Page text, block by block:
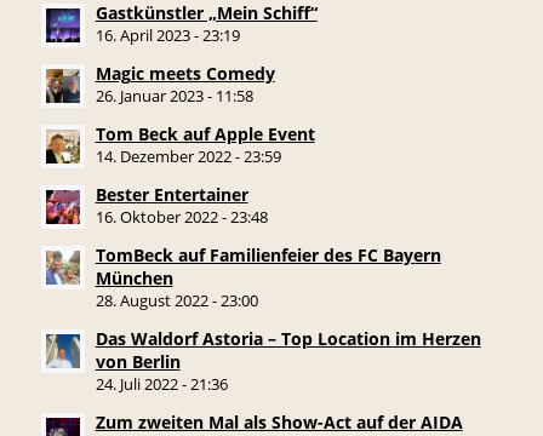
Gastkünstler „Mein Schiff“
16. April 2023 - 23:19
Magic meets Comedy
26. Januar 2023 - 11:58
Tom Beck auf Apple Event
14. Dezember 2022 - 23:59
Bester Entertainer
16. Oktober 2022 - 23:48
TomBeck auf Familienfeier des FC Bayern
München
28. August 2022 - 23:00
Das Waldorf Astoria – Top Location im Herzen
von Berlin
24. Juli 2022 - 21:36
Zum zweiten Mal als Show-Act auf der AIDA